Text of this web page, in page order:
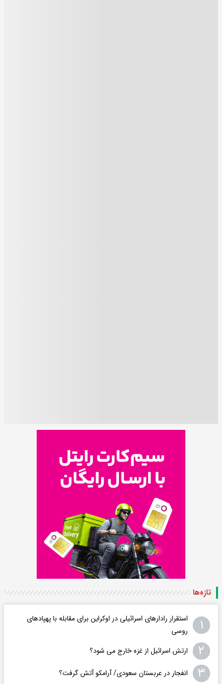
تازه‌ها
۱
استقرار رادارهای اسرائیلی در اوکراین برای مقابله با پهپادهای
روسی
۲ ارتش اسرائیل از غزه خارج می شود؟
۳ انفجار در عربستان سعودی/ آرامکو آتش گرفت؟